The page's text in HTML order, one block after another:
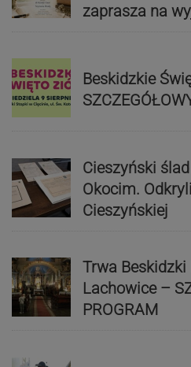
zaprasza na
Beskidzkie
Cieszyński
Okocim.
Cieszyńskiej
Trwa
Lachowice –
PROGRAM